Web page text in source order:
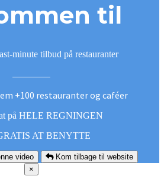
til
minute tilbud på restauranter
+100 restauranter og caféer
på HELE REGNINGEN
AT BENYTTE
video
Kom tilbage til website
×